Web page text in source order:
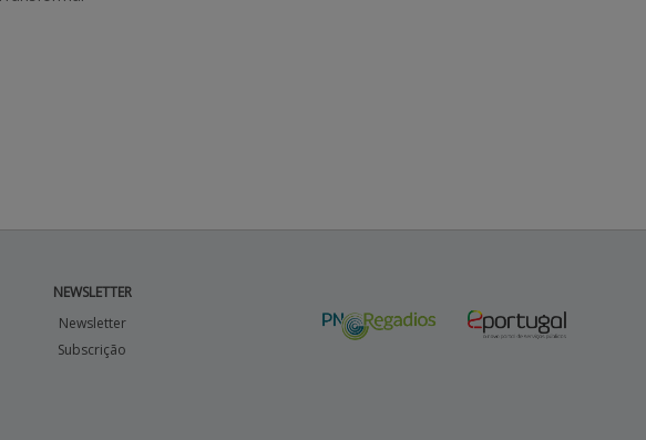
NEWSLETTER
Newsletter
Subscrição